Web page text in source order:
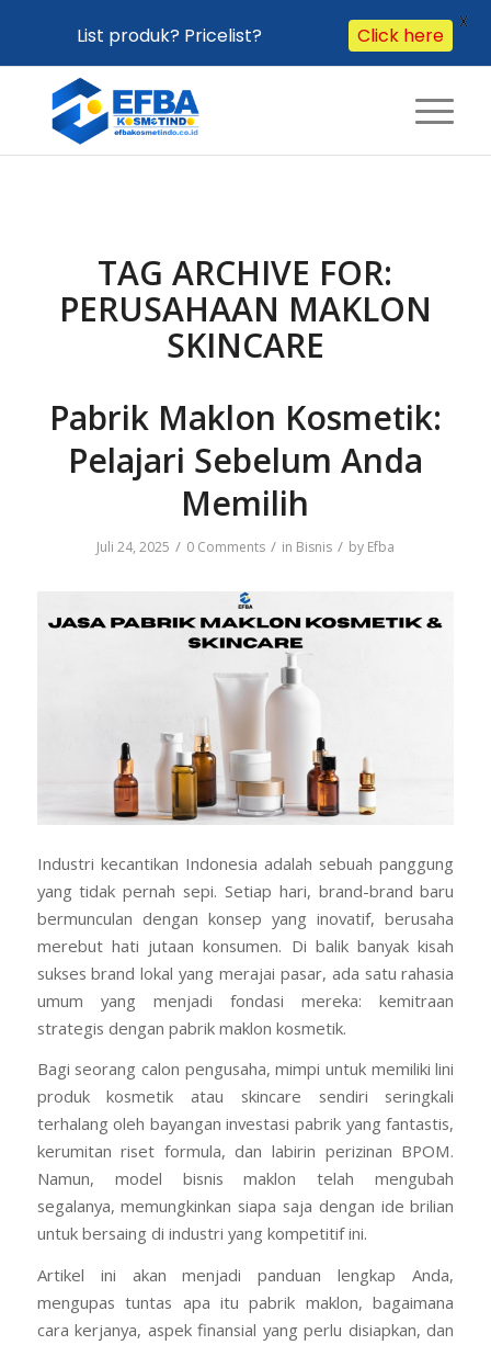
TAG ARCHIVE FOR:
PERUSAHAAN MAKLON
SKINCARE
Pabrik Maklon Kosmetik:
Pelajari Sebelum Anda
Memilih
Juli 24, 2025 / 0 Comments / in Bisnis / by Efba
Industri kecantikan Indonesia adalah sebuah panggung
yang tidak pernah sepi. Setiap hari, brand-brand baru
bermunculan dengan konsep yang inovatif, berusaha
merebut hati jutaan konsumen. Di balik banyak kisah
sukses brand lokal yang merajai pasar, ada satu rahasia
umum yang menjadi fondasi mereka: kemitraan
strategis dengan pabrik maklon kosmetik.
Bagi seorang calon pengusaha, mimpi untuk memiliki lini
produk kosmetik atau skincare sendiri seringkali
terhalang oleh bayangan investasi pabrik yang fantastis,
kerumitan riset formula, dan labirin perizinan BPOM.
Namun, model bisnis maklon telah mengubah
segalanya, memungkinkan siapa saja dengan ide brilian
untuk bersaing di industri yang kompetitif ini.
Artikel ini akan menjadi panduan lengkap Anda,
mengupas tuntas apa itu pabrik maklon, bagaimana
cara kerjanya, aspek finansial yang perlu disiapkan, dan
List produk? Pricelist? Click here
X